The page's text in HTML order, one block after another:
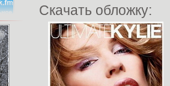
Скачать обложку: